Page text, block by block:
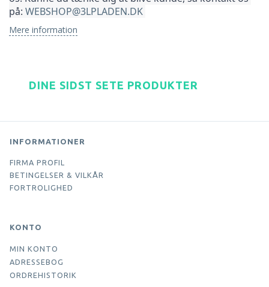
på: WEBSHOP@3LPLADEN.DK
Mere information
DINE SIDST SETE PRODUKTER
INFORMATIONER
FIRMA PROFIL
BETINGELSER & VILKÅR
FORTROLIGHED
KONTO
MIN KONTO
ADRESSEBOG
ORDREHISTORIK